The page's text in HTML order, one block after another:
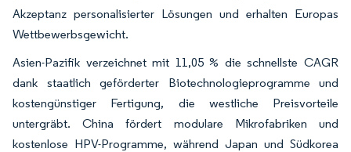
Akzeptanz personalisierter Lösungen und erhalten Europas
Wettbewerbsgewicht.
Asien-Pazifik verzeichnet mit 11,05 % die schnellste CAGR
dank staatlich geförderter Biotechnologieprogramme und
kostengünstiger Fertigung, die westliche Preisvorteile
untergräbt. China fördert modulare Mikrofabriken und
kostenlose HPV-Programme, während Japan und Südkorea